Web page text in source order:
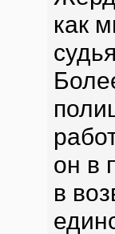
как
он в
в